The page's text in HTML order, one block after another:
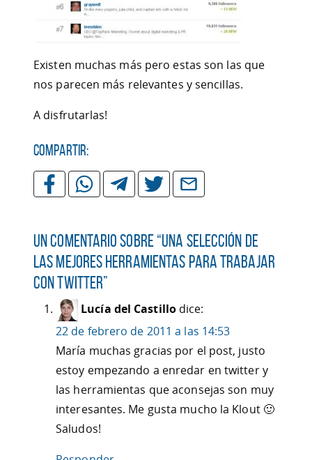
Existen muchas más pero estas son las que
nos parecen más relevantes y sencillas.
A disfrutarlas!
Compartir:
Un comentario sobre “Una Selección de
las Mejores Herramientas para Trabajar
con Twitter”
Lucía del Castillo dice:
22 de febrero de 2011 a las 14:53
María muchas gracias por el post, justo
estoy empezando a enredar en twitter y
las herramientas que aconsejas son muy
interesantes. Me gusta mucho la Klout 🙂
Saludos!